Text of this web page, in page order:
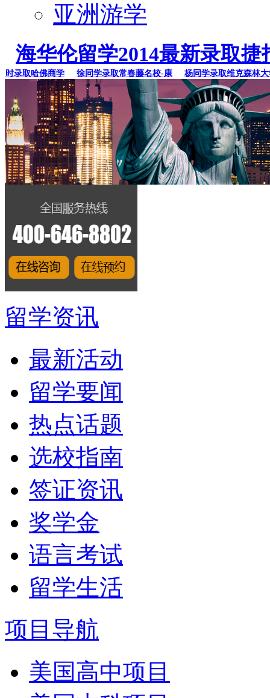
亚洲游学
海华伦留学2014最新录取捷
取哈佛商学 徐同学录取常春藤名校-康 杨同学录取维克森林大学
留学资讯
最新活动
留学要闻
热点话题
选校指南
签证资讯
奖学金
语言考试
留学生活
项目导航
美国高中项目